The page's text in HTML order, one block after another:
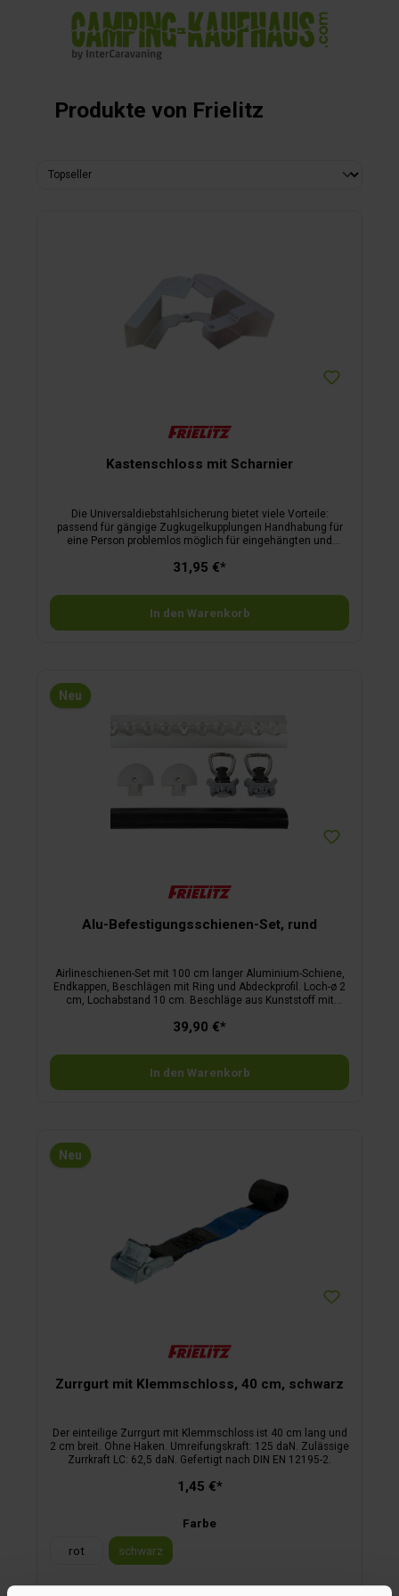
springen
Produkte von Frielitz
Kastenschloss mit Scharnier
Die Universaldiebstahlsicherung bietet viele Vorteile:
passend für gängige Zugkugelkupplungen Handhabung für
eine Person problemlos möglich für eingehängten und
Rundschloss bequem zugänglich inkl. Rundschloss mit 2
31,95 €*
In den Warenkorb
Neu
Alu-Befestigungsschienen-Set, rund
Airlineschienen-Set mit 100 cm langer Aluminium-Schiene,
Endkappen, Beschlägen mit Ring und Abdeckprofil. Loch-ø 2
cm, Lochabstand 10 cm. Beschläge aus Kunststoff mit
Hinweis: Stabilität und Festigkeit hängen von Anbringung und
39,90 €*
In den Warenkorb
Neu
Zurrgurt mit Klemmschloss, 40 cm, schwarz
Der einteilige Zurrgurt mit Klemmschloss ist 40 cm lang und
2 cm breit. Ohne Haken. Umreifungskraft: 125 daN. Zulässige
Zurrkraft LC: 62,5 daN. Gefertigt nach DIN EN 12195-2.
1,45 €*
Farbe
rot
schwarz